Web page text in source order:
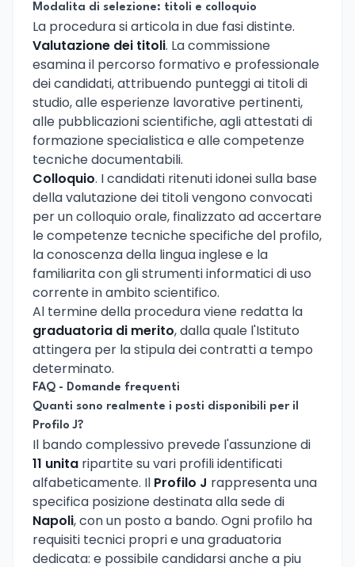
Modalita di selezione: titoli e colloquio
La procedura si articola in due fasi distinte.
Valutazione dei titoli. La commissione
esamina il percorso formativo e professionale
dei candidati, attribuendo punteggi ai titoli di
studio, alle esperienze lavorative pertinenti,
alle pubblicazioni scientifiche, agli attestati di
formazione specialistica e alle competenze
tecniche documentabili.
Colloquio. I candidati ritenuti idonei sulla base
della valutazione dei titoli vengono convocati
per un colloquio orale, finalizzato ad accertare
le competenze tecniche specifiche del profilo,
la conoscenza della lingua inglese e la
familiarita con gli strumenti informatici di uso
corrente in ambito scientifico.
Al termine della procedura viene redatta la
graduatoria di merito, dalla quale l'Istituto
attingera per la stipula dei contratti a tempo
determinato.
FAQ - Domande frequenti
Quanti sono realmente i posti disponibili per il
Profilo J?
Il bando complessivo prevede l'assunzione di
11 unita ripartite su vari profili identificati
alfabeticamente. Il Profilo J rappresenta una
specifica posizione destinata alla sede di
Napoli, con un posto a bando. Ogni profilo ha
requisiti tecnici propri e una graduatoria
dedicata: e possibile candidarsi anche a piu